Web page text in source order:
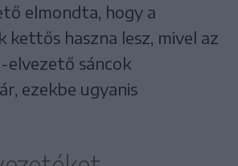
elmondta, hogy a
kettős haszna lesz, mivel az
elvezető sáncok
ezekbe ugyanis